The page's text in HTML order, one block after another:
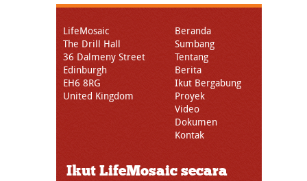
LifeMosaic
The Drill Hall
36 Dalmeny Street
Edinburgh
EH6 8RG
United Kingdom
Beranda
Sumbang
Tentang
Berita
Ikut Bergabung
Proyek
Video
Dokumen
Kontak
Ikut LifeMosaic secara